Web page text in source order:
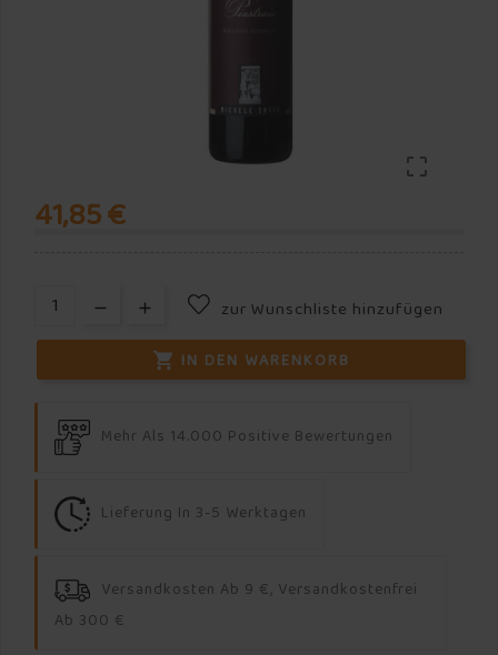

41,85 €
zur Wunschliste hinzufügen
 IN DEN WARENKORB
Mehr Als 14.000 Positive Bewertungen
Lieferung In 3-5 Werktagen
Versandkosten Ab 9 €, Versandkostenfrei
Ab 300 €